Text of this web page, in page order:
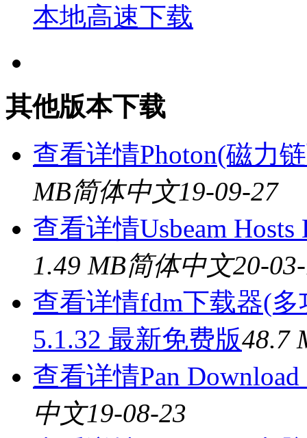
本地高速下载
其他版本下载
查看详情Photon(磁力
MB简体中文19-09-27
查看详情Usbeam
1.49 MB简体中文20-
查看详情fdm下载器(
5.1.32 最新免费版48.7
查看详情Pan
中文19-08-23